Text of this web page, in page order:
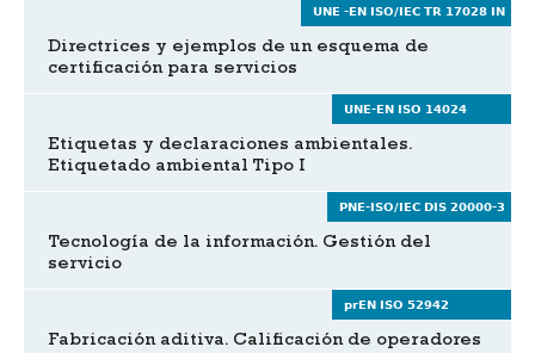
UNE -EN ISO/IEC TR 17028 IN
Directrices y ejemplos de un esquema de
certificación para servicios
UNE-EN ISO 14024
Etiquetas y declaraciones ambientales.
Etiquetado ambiental Tipo I
PNE-ISO/IEC DIS 20000-3
Tecnología de la información. Gestión del
servicio
prEN ISO 52942
Fabricación aditiva. Calificación de operadores